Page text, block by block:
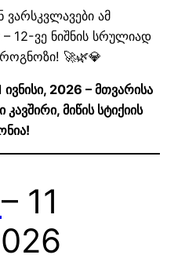
ვარსკვლავები ამ
– 12-ვე ნიშნის სრულიად
🚀🌿💎
2026 – მთვარისა
მიწის სტიქიის
– 11